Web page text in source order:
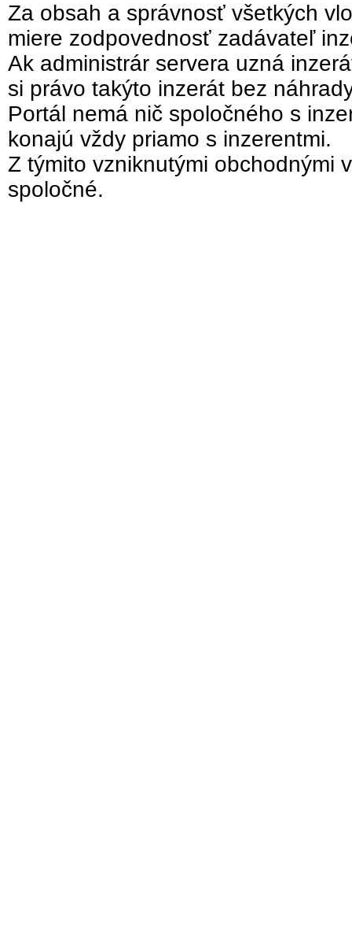
Za obsah a správnosť všetkých
miere zodpovednosť zadávateľ
Ak administrár servera uzná
si právo takýto inzerát bez
Portál nemá nič spoločného s
konajú vždy priamo s inzerentmi.
Z týmito vzniknutými obchodnými
spoločné.